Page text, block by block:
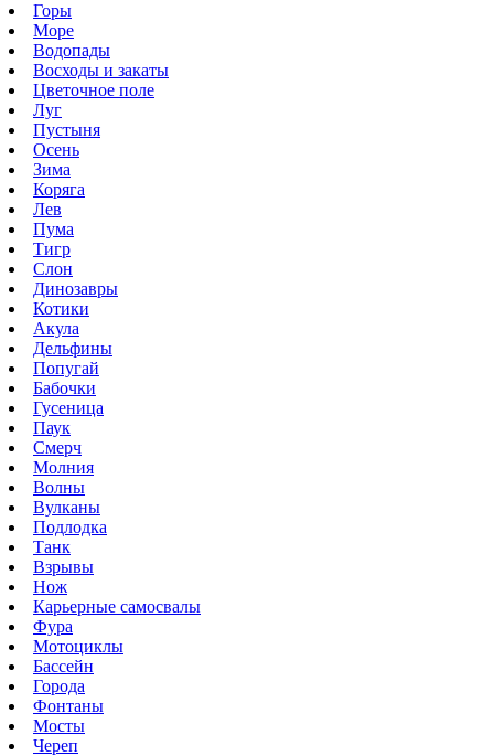
Горы
Море
Водопады
Восходы и закаты
Цветочное поле
Луг
Пустыня
Осень
Зима
Коряга
Лев
Пума
Тигр
Слон
Динозавры
Котики
Акула
Дельфины
Попугай
Бабочки
Гусеница
Паук
Смерч
Молния
Волны
Вулканы
Подлодка
Танк
Взрывы
Нож
Карьерные самосвалы
Фура
Мотоциклы
Бассейн
Города
Фонтаны
Мосты
Череп